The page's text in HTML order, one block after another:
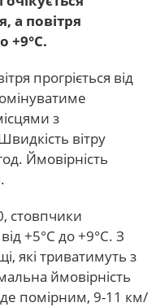
а повітря
+9°С.
прогріється від
з
вітру
Ймовірність
стовпчики
+5°С до +9°С. З
які триватимуть з
ймовірність
помірним, 9-11 км/